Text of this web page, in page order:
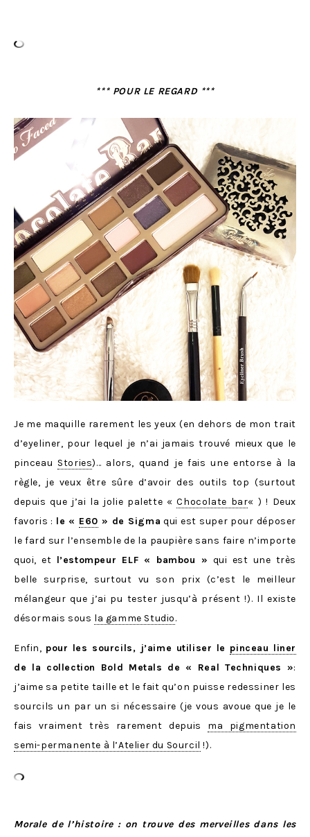
*** POUR LE REGARD ***
Je me maquille rarement les yeux (en dehors de mon trait
d’eyeliner, pour lequel je n’ai jamais trouvé mieux que le
pinceau Stories)… alors, quand je fais une entorse à la
règle, je veux être sûre d’avoir des outils top (surtout
depuis que j’ai la jolie palette «Chocolate bar« ) ! Deux
favoris : le « E60 » de Sigma qui est super pour déposer
le fard sur l’ensemble de la paupière sans faire n’importe
quoi, et l’estompeur ELF « bambou » qui est une très
belle surprise, surtout vu son prix (c’est le meilleur
mélangeur que j’ai pu tester jusqu’à présent !). Il existe
désormais sous la gamme Studio.
Enfin, pour les sourcils, j’aime utiliser le pinceau liner
de la collection Bold Metals de « Real Techniques »:
j’aime sa petite taille et le fait qu’on puisse redessiner les
sourcils un par un si nécessaire (je vous avoue que je le
fais vraiment très rarement depuis ma pigmentation
semi-permanente à l’Atelier du Sourcil !).
Morale de l’histoire : on trouve des merveilles dans les